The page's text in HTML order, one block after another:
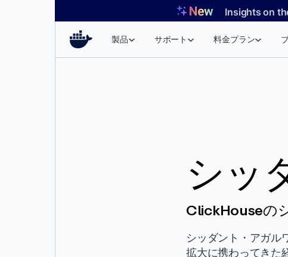
Insights on
製品 サポート 料金プラン
シッ
ClickHouseの
シッダント・アガル
拡大に携わってきた